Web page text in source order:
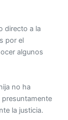
directo a la
por el
algunos
no ha
la justicia.